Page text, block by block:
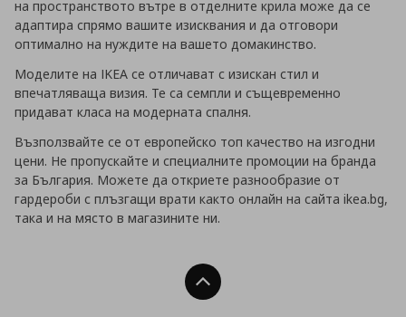
на пространството вътре в отделните крила може да се
адаптира спрямо вашите изисквания и да отговори
оптимално на нуждите на вашето домакинство.
Моделите на IKEA се отличават с изискан стил и
впечатляваща визия. Те са семпли и същевременно
придават класа на модерната спалня.
Възползвайте се от европейско топ качество на изгодни
цени. Не пропускайте и специалните промоции на бранда
за България. Можете да откриете разнообразие от
гардероби с плъзгащи врати както онлайн на сайта ikea.bg,
така и на място в магазините ни.
Нагоре